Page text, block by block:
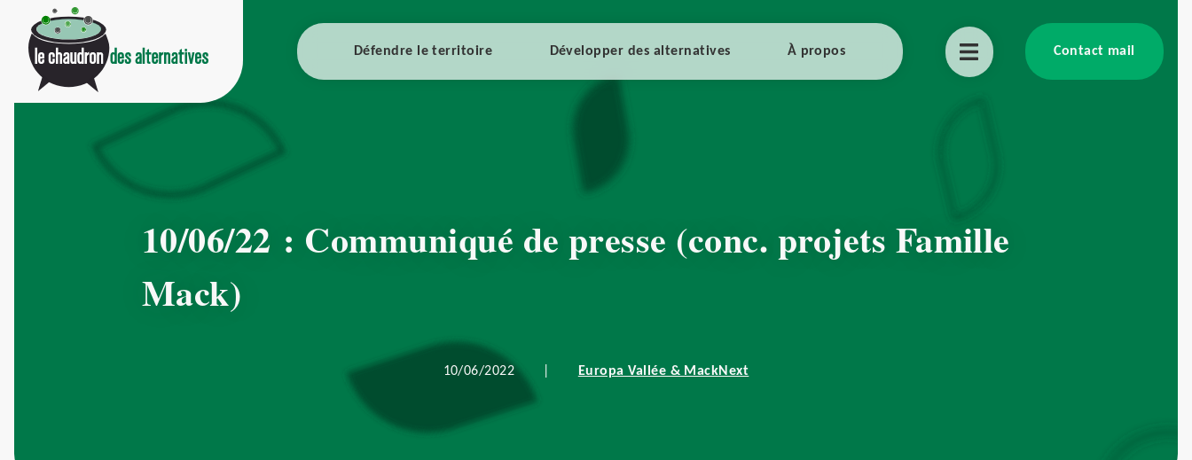
Défendre le territoire Développer des alternatives À propos Contact mail
10/06/22 : Communiqué de presse (conc. projets Famille
Mack)
10/06/2022 Europa Vallée & MackNext